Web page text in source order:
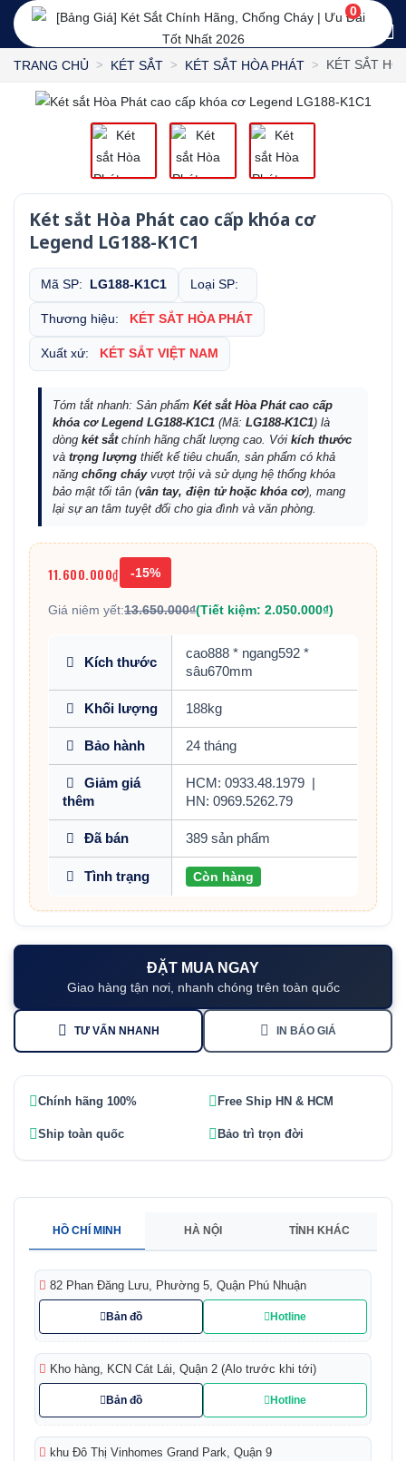
0
TRANG CHỦ KÉT SẮT KÉT SẮT HÒA PHÁT KÉT SẮT
Két sắt Hòa Phát cao cấp khóa cơ
Legend LG188-K1C1
Mã SP: LG188-K1C1 Loại SP:
Thương hiệu: KÉT SẮT HÒA PHÁT
Xuất xứ: KÉT SẮT VIỆT NAM
Tóm tắt nhanh: Sản phẩm Két sắt Hòa Phát cao cấp
khóa cơ Legend LG188-K1C1 (Mã: LG188-K1C1) là
dòng két sắtchính hãng chất lượng cao. Với kích thước
và trọng lượng thiết kế tiêu chuẩn, sản phẩm có khả
năng chống cháyvượt trội và sử dụng hệ thống khóa
bảo mật tối tân (vân tay, điện tử hoặc khóa cơ), mang
lại sự an tâm tuyệt đối cho gia đình và văn phòng.
11.600.000₫ -15%
Giá niêm yết:13.650.000₫(Tiết kiệm: 2.050.000₫)
Kích thước
cao888 * ngang592 *
sâu670mm
Khối lượng 188kg
Bảo hành 24 tháng
Giảm giá
thêm
HCM: 0933.48.1979
HN: 0969.5262.79
Đã bán 389 sản phẩm
Tình trạng Còn hàng
ĐẶT MUA NGAY
Giao hàng tận nơi, nhanh chóng trên toàn quốc
TƯ VẤN NHANH IN BÁO GIÁ
Chính hãng 100% Free Ship HN & HCM
Ship toàn quốc Bảo trì trọn đời
HỒ CHÍ MINH HÀ NỘI TỈNH KHÁC
82 Phan Đăng Lưu, Phường 5, Quận Phú Nhuận
Bản đồ Hotline
Kho hàng, KCN Cát Lái, Quận 2 (Alo trước khi tới)
Bản đồ Hotline
khu Đô Thị Vinhomes Grand Park, Quận 9